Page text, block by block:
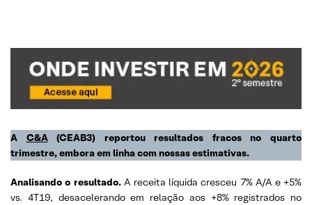
A C&A(CEAB3) reportou resultados fracos no quarto
trimestre, embora em linha com nossas estimativas.
Analisando o resultado.A receita líquida cresceu 7% A/A e +5%
vs. 4T19, desacelerando em relação aos +8% registrados no